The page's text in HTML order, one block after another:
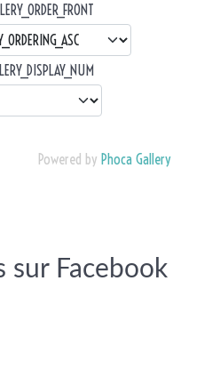
Powered by Phoca Gallery
sur Facebook